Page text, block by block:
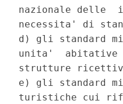
nazionale delle
necessita' di
d) gli standard
unita'  abitative
strutture
e) gli standard
turistiche cui